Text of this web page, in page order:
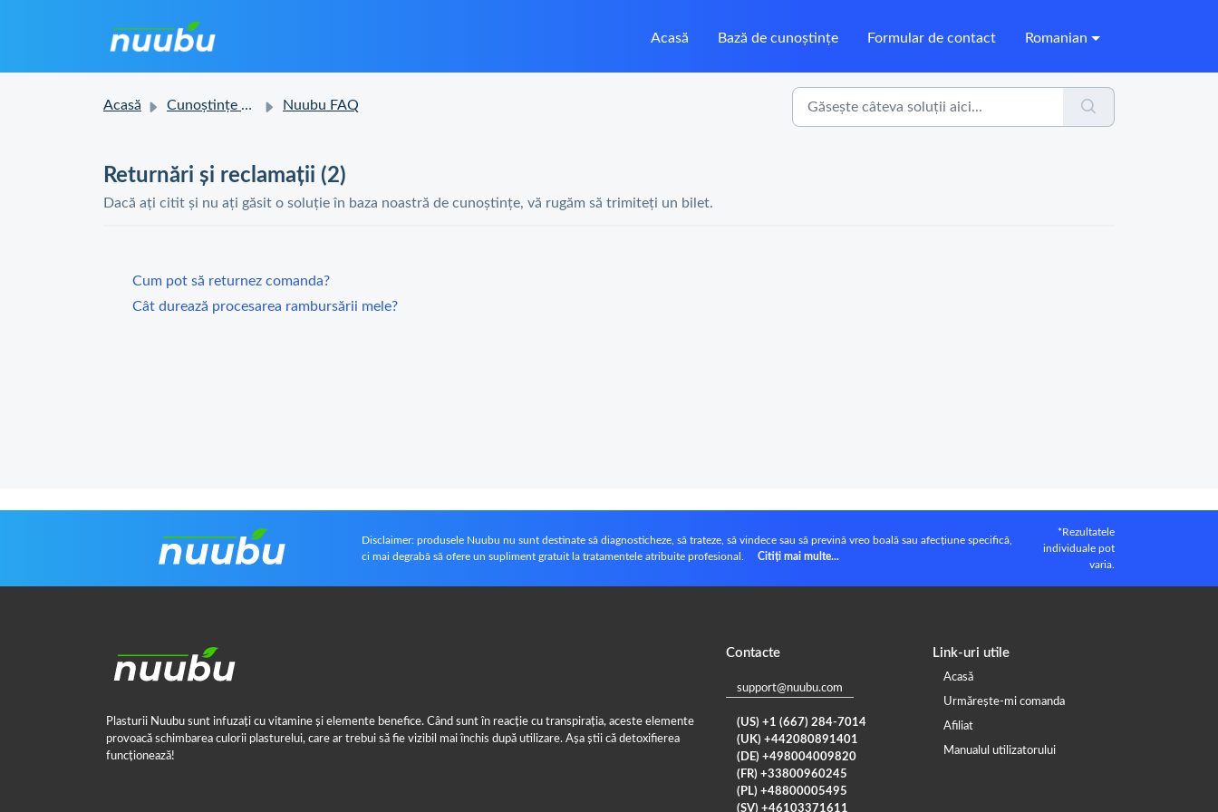
Acasă Bază de cunoștințe Formular de contact Romanian
Acasă Cunoștințe de bază Nuubu FAQ
Returnări și reclamații (2)
Dacă ați citit și nu ați găsit o soluție în baza noastră de cunoștințe, vă rugăm să trimiteți un bilet.
Cum pot să returnez comanda?
Cât durează procesarea rambursării mele?
Disclaimer: produsele Nuubu nu sunt destinate să diagnosticheze, să trateze, să vindece sau să prevină vreo boală sau afecțiune specifică,
ci mai degrabă să ofere un supliment gratuit la tratamentele atribuite profesional.
Citiți mai multe...
*Rezultatele
individuale pot
varia.
Plasturii Nuubu sunt infuzați cu vitamine și elemente benefice. Când sunt în reacție cu transpirația, aceste elemente
provoacă schimbarea culorii plasturelui, care ar trebui să fie vizibil mai închis după utilizare. Așa știi că detoxifierea
funcționează!
Contacte
support@nuubu.com
(US) +1 (667) 284-7014
(UK) +442080891401
(DE) +498004009820
(FR) +33800960245
(PL) +48800005495
(SV) +46103371611
Link-uri utile
Acasă
Urmărește-mi comanda
Afiliat
Manualul utilizatorului